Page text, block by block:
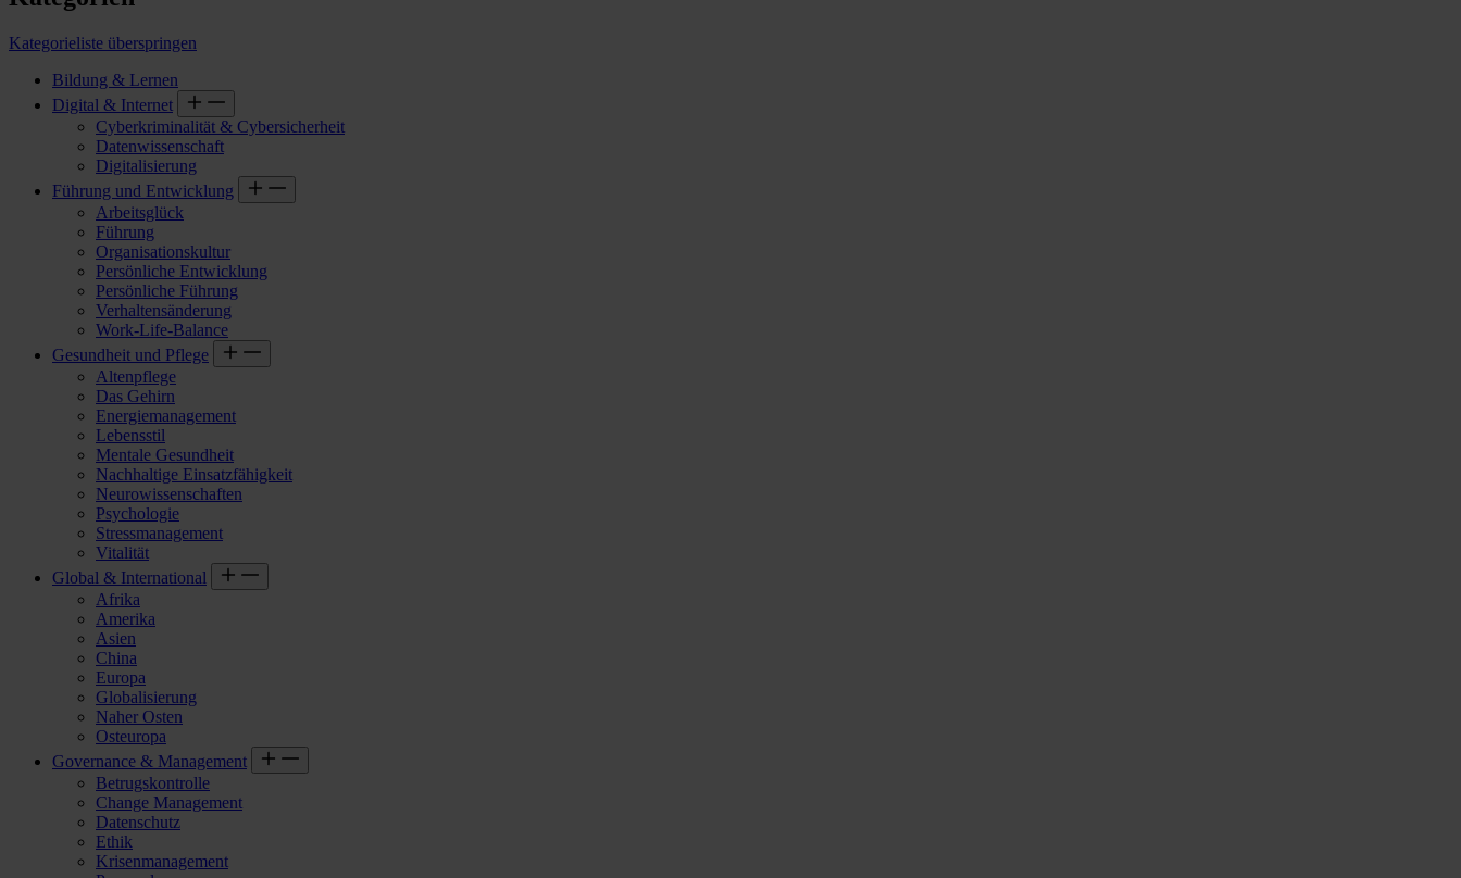
Kategorieliste überspringen
Bildung & Lernen
Digital & Internet
Cyberkriminalität & Cybersicherheit
Datenwissenschaft
Digitalisierung
Führung und Entwicklung
Arbeitsglück
Führung
Organisationskultur
Persönliche Entwicklung
Persönliche Führung
Verhaltensänderung
Work-Life-Balance
Gesundheit und Pflege
Altenpflege
Das Gehirn
Energiemanagement
Lebensstil
Mentale Gesundheit
Nachhaltige Einsatzfähigkeit
Neurowissenschaften
Psychologie
Stressmanagement
Vitalität
Global & International
Afrika
Amerika
Asien
China
Europa
Globalisierung
Naher Osten
Osteuropa
Governance & Management
Betrugskontrolle
Change Management
Datenschutz
Ethik
Krisenmanagement